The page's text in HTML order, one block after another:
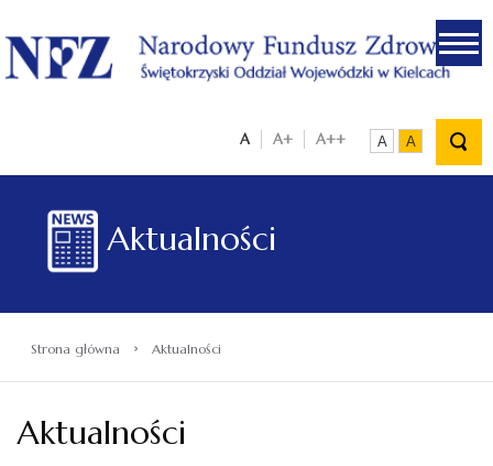
.
A A+ A++ A A
Aktualności
Strona główna › Aktualności
Aktualności